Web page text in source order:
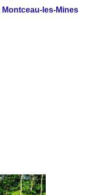
Montceau-les-Mines